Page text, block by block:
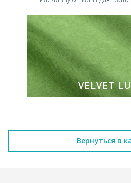
VELVET
Вернуться в